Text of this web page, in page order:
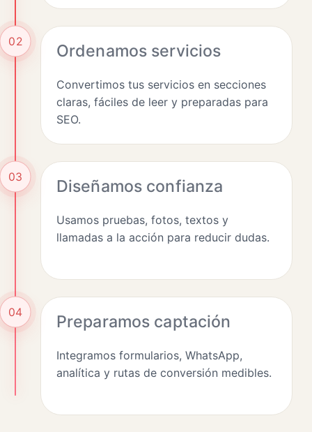
02 Ordenamos servicios
Convertimos tus servicios en secciones
claras, fáciles de leer y preparadas para
SEO.
03 Diseñamos confianza
Usamos pruebas, fotos, textos y
llamadas a la acción para reducir dudas.
04 Preparamos captación
Integramos formularios, WhatsApp,
analítica y rutas de conversión medibles.